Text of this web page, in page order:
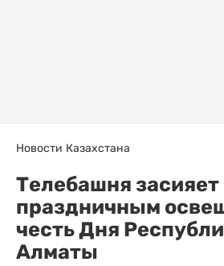
Новости Казахстана
Телебашня засияет
праздничным
честь Дня
Алматы